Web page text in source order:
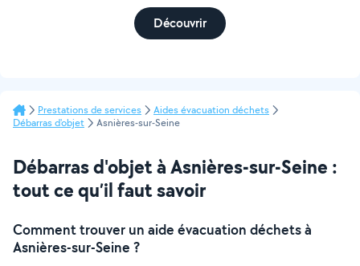
Découvrir
Prestations de services
Aides évacuation déchets
Débarras d'objet
Asnières-sur-Seine
Débarras d'objet à Asnières-sur-Seine :
tout ce qu’il faut savoir
Comment trouver un aide évacuation déchets à
Asnières-sur-Seine ?